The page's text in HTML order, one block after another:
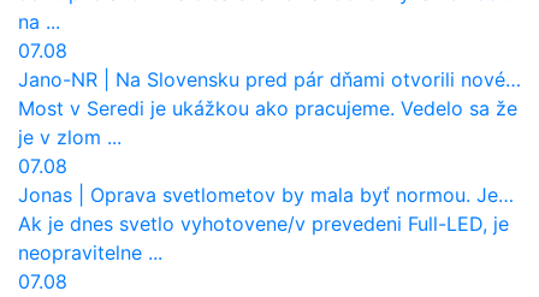
na ...
07.08
Jano-NR
Na Slovensku pred pár dňami otvorili nové mosty, ktoré to sú?
Most v Seredi je ukážkou ako pracujeme. Vedelo sa že
je v zlom ...
07.08
Jonas
Oprava svetlometov by mala byť normou. Jeden nový dnes stojí priemerne 1251 eur!
Ak je dnes svetlo vyhotovene/v prevedeni Full-LED, je
neopravitelne ...
07.08